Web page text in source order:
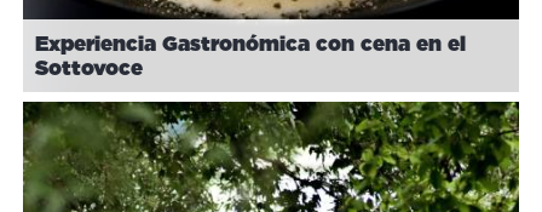
Experiencia Gastronómica con cena en el
Sottovoce